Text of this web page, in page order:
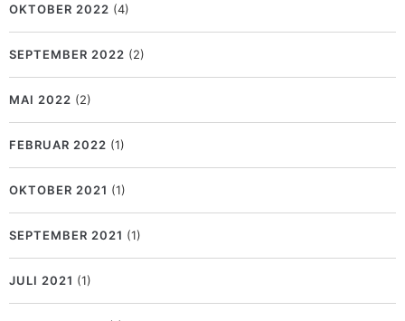
OKTOBER 2022 (4)
SEPTEMBER 2022 (2)
MAI 2022 (2)
FEBRUAR 2022 (1)
OKTOBER 2021 (1)
SEPTEMBER 2021 (1)
JULI 2021 (1)